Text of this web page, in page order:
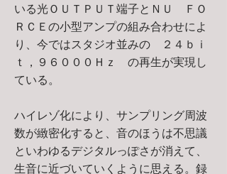
いる光ＯＵＴＰＵＴ端子とＮＵ ＦＯ
ＲＣＥの小型アンプの組み合わせによ
り、今ではスタジオ並みの ２４ｂｉ
ｔ，９６０００Ｈｚ の再生が実現し
ている。
ハイレゾ化により、サンプリング周波
数が緻密化すると、音のほうは不思議
といわゆるデジタルっぽさが消えて、
生音に近づいていくように思える。録